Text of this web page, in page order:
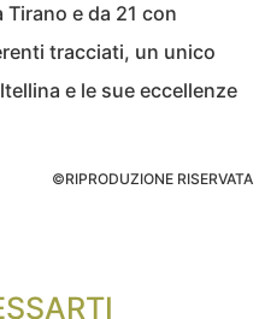
e da 21 con
tracciati, un unico
e le sue eccellenze
©RIPRODUZIONE RISERVATA